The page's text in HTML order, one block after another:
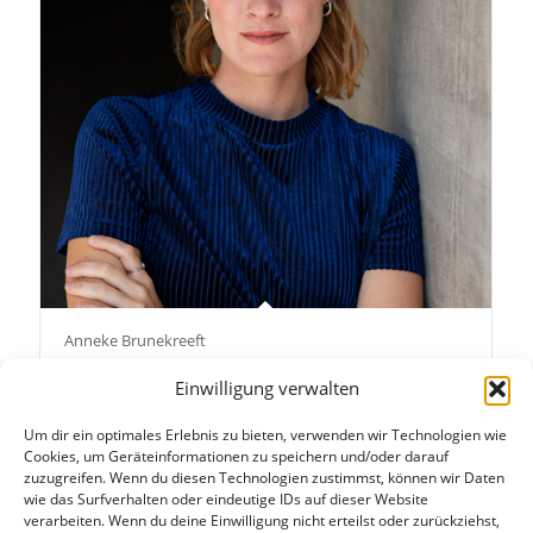
Einwilligung verwalten
Um dir ein optimales Erlebnis zu bieten, verwenden wir Technologien wie
Cookies, um Geräteinformationen zu speichern und/oder darauf
zuzugreifen. Wenn du diesen Technologien zustimmst, können wir Daten
wie das Surfverhalten oder eindeutige IDs auf dieser Website
verarbeiten. Wenn du deine Einwilligung nicht erteilst oder zurückziehst,
Anneke Brunekreeft